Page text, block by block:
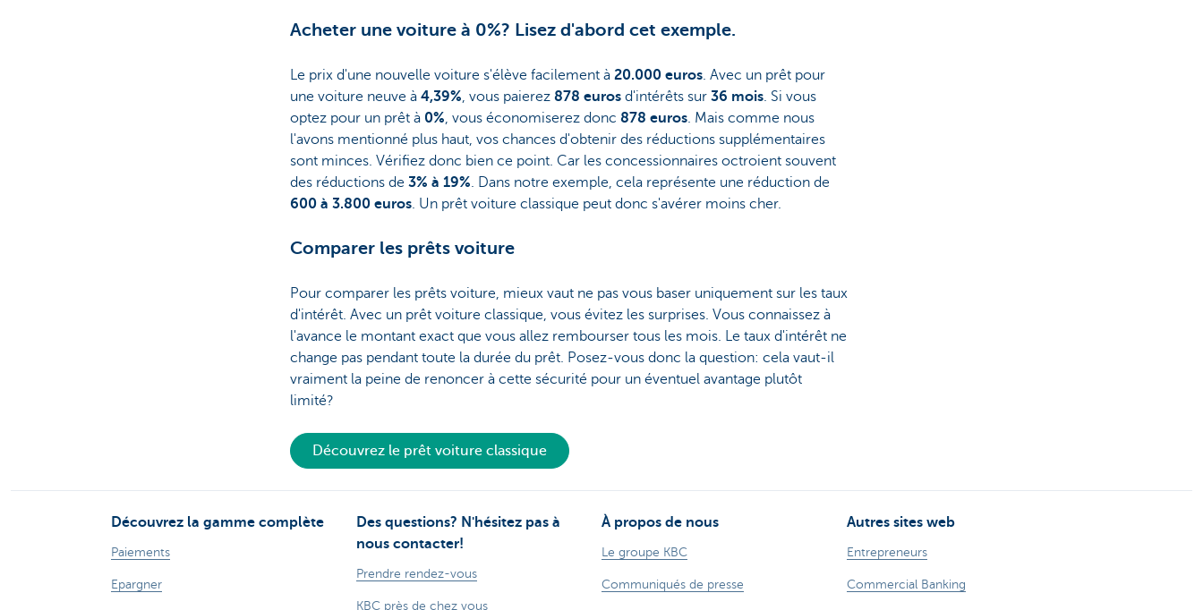
Acheter une voiture à 0%? Lisez d'abord cet exemple.
Le prix d'une nouvelle voiture s'élève facilement à 20.000 euros. Avec un prêt pour
une voiture neuve à 4,39%, vous paierez 878 eurosd'intérêts sur36 mois. Si vous
optez pour un prêt à0%, vous économiserez donc 878 euros. Mais comme nous
l'avons mentionné plus haut, vos chances d'obtenir des réductions supplémentaires
sont minces. Vérifiez donc bien ce point. Car les concessionnaires octroient souvent
des réductions de 3% à 19%. Dans notre exemple, cela représente une réduction de
600 à 3.800 euros. Un prêt voiture classique peut donc s'avérer moins cher.
Comparer les prêts voiture
Pour comparer les prêts voiture, mieux vaut ne pas vous baser uniquement sur les taux
d'intérêt. Avec un prêt voiture classique, vous évitez les surprises. Vous connaissez à
l'avance le montant exact que vous allez rembourser tous les mois. Le taux d'intérêt ne
change pas pendant toute la durée du prêt. Posez-vous donc la question: cela vaut-il
vraiment la peine de renoncer à cette sécurité pour un éventuel avantage plutôt
limité?
Découvrez le prêt voiture classique
Découvrez la gamme complète
Paiements
Epargner
Des questions? N'hésitez pas à
nous contacter!
Prendre rendez-vous
KBC près de chez vous
À propos de nous
Le groupe KBC
Communiqués de presse
Autres sites web
Entrepreneurs
Commercial Banking